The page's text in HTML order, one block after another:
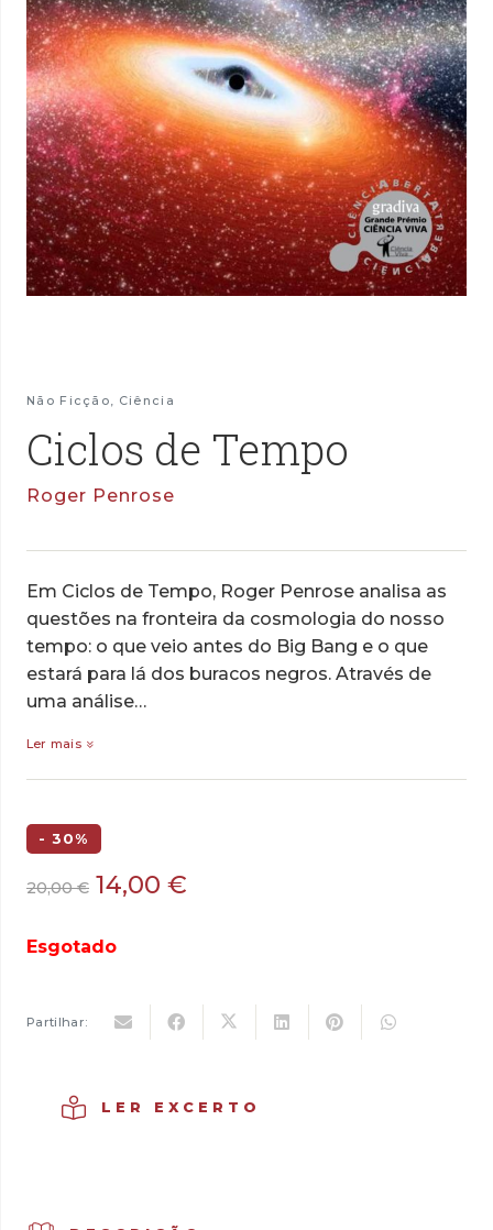
Não Ficção Ciência
Ciclos de Tempo
Roger Penrose
Em Ciclos de Tempo, Roger Penrose analisa as
questões na fronteira da cosmologia do nosso
tempo: o que veio antes do Big Bang e o que
estará para lá dos buracos negros. Através de
uma análise…
Ler mais
- 30%
20,00€ O
original
14,00 €
Esgotado
Partilhar:
LER EXCERTO